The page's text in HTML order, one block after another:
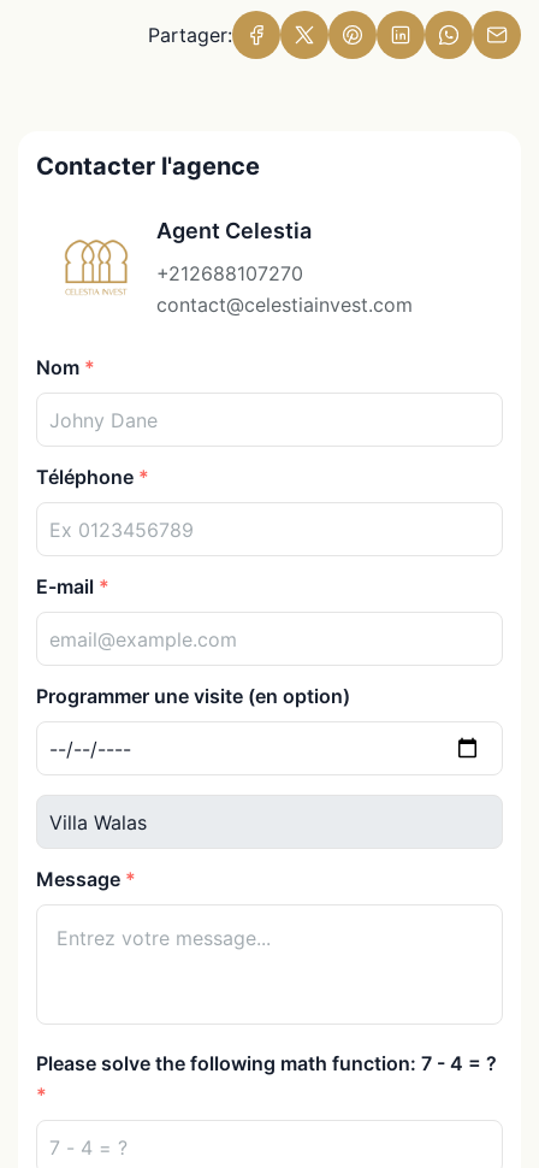
Partager:
Contacter l'agence
Agent Celestia
+212688107270
contact@celestiainvest.com
Nom
Téléphone
E-mail
Programmer une visite (en option)
Message
Please solve the following math function: 7 - 4 = ?